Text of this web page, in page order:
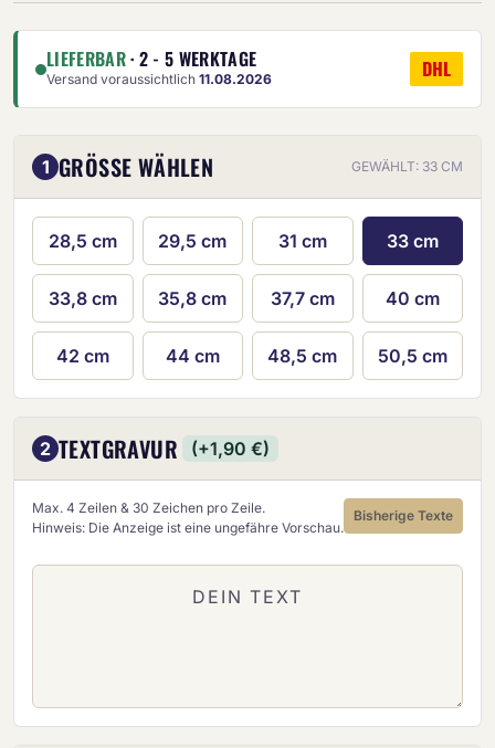
LIEFERBAR· 2 - 5 WERKTAGE
Versand voraussichtlich 11.08.2026 DHL
1 GRÖSSE WÄHLEN GEWÄHLT: 33 CM
28,5 cm 29,5 cm 31 cm 33 cm
33,8 cm 35,8 cm 37,7 cm 40 cm
42 cm 44 cm 48,5 cm 50,5 cm
2 TEXTGRAVUR (+1,90 €)
Max. 4 Zeilen & 30 Zeichen pro Zeile.
Hinweis: Die Anzeige ist eine ungefähre Vorschau.
Bisherige Texte